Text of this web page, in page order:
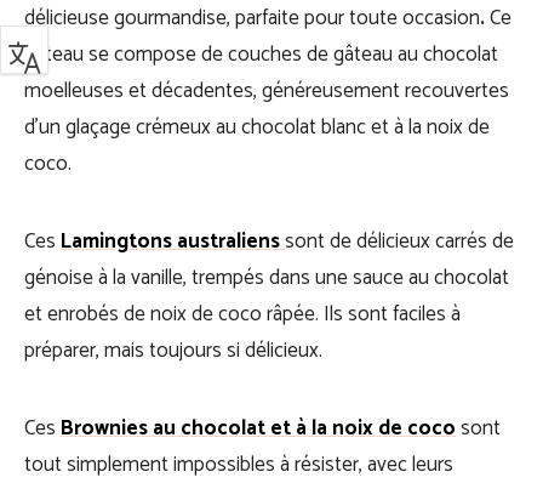
délicieuse gourmandise, parfaite pour toute occasion.Ce
gâteau se compose de couches de gâteau au chocolat
moelleuses et décadentes, généreusement recouvertes
d’un glaçage crémeux au chocolat blanc et à la noix de
coco.
CesLamingtons australienssont de délicieux carrés de
génoise à la vanille, trempés dans une sauce au chocolat
et enrobés de noix de coco râpée. Ils sont faciles à
préparer, mais toujours si délicieux.
CesBrownies au chocolat et à la noix de cocosont
tout simplement impossibles à résister, avec leurs